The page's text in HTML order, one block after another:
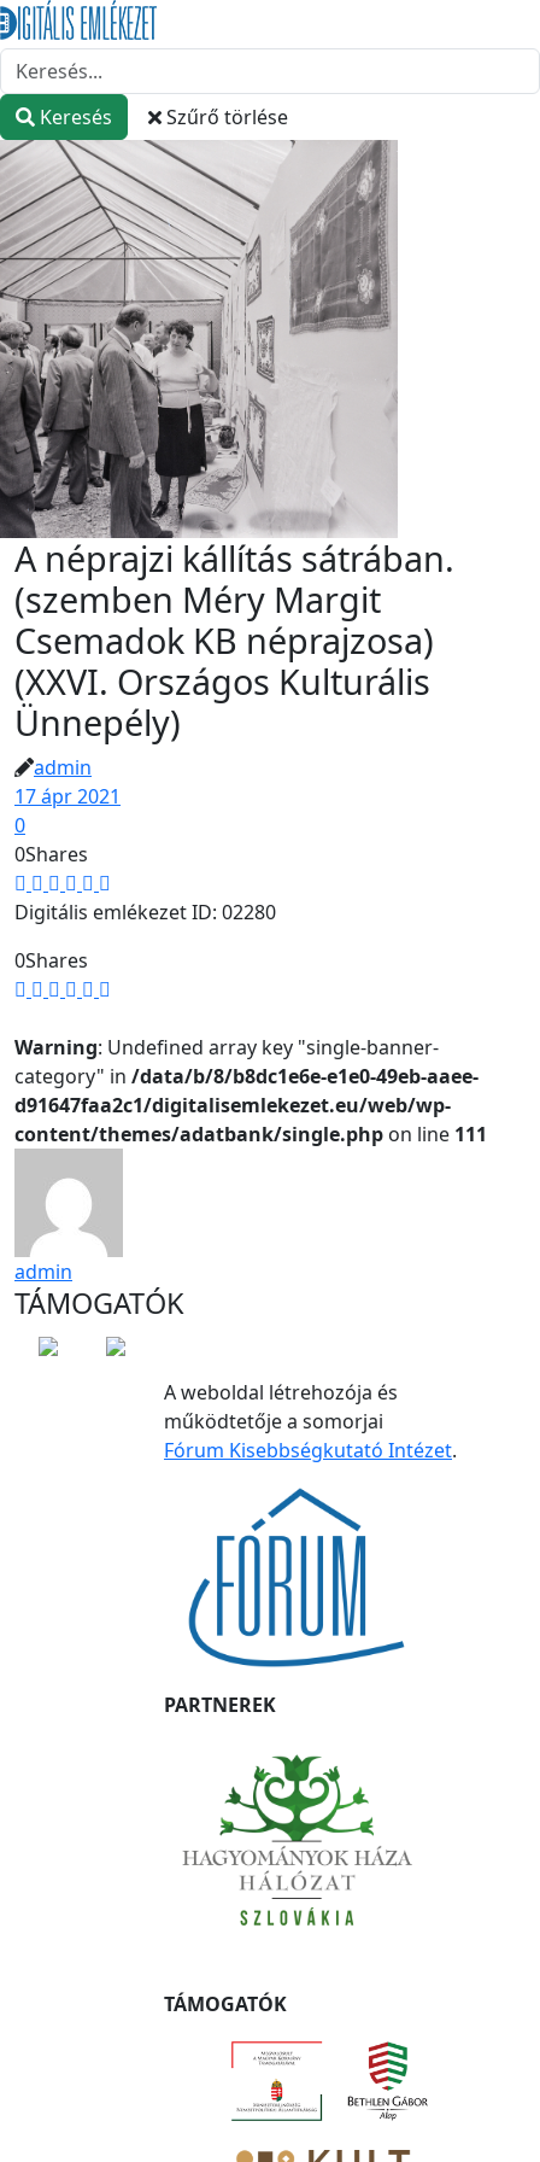
Keresés Szűrő törlése
A néprajzi kállítás sátrában.
(szemben Méry Margit
Csemadok KB néprajzosa)
(XXVI. Országos Kulturális
Ünnepély)
admin
17 ápr 2021
0
0Shares
Digitális emlékezet ID: 02280
0Shares
Warning: Undefined array key "single-banner-
category" in /data/b/8/b8dc1e6e-e1e0-49eb-aaee-
d91647faa2c1/digitalisemlekezet.eu/web/wp-
content/themes/adatbank/single.php on line 111
admin
TÁMOGATÓK
A weboldal létrehozója és
működtetője a somorjai
Fórum Kisebbségkutató Intézet.
PARTNEREK
TÁMOGATÓK